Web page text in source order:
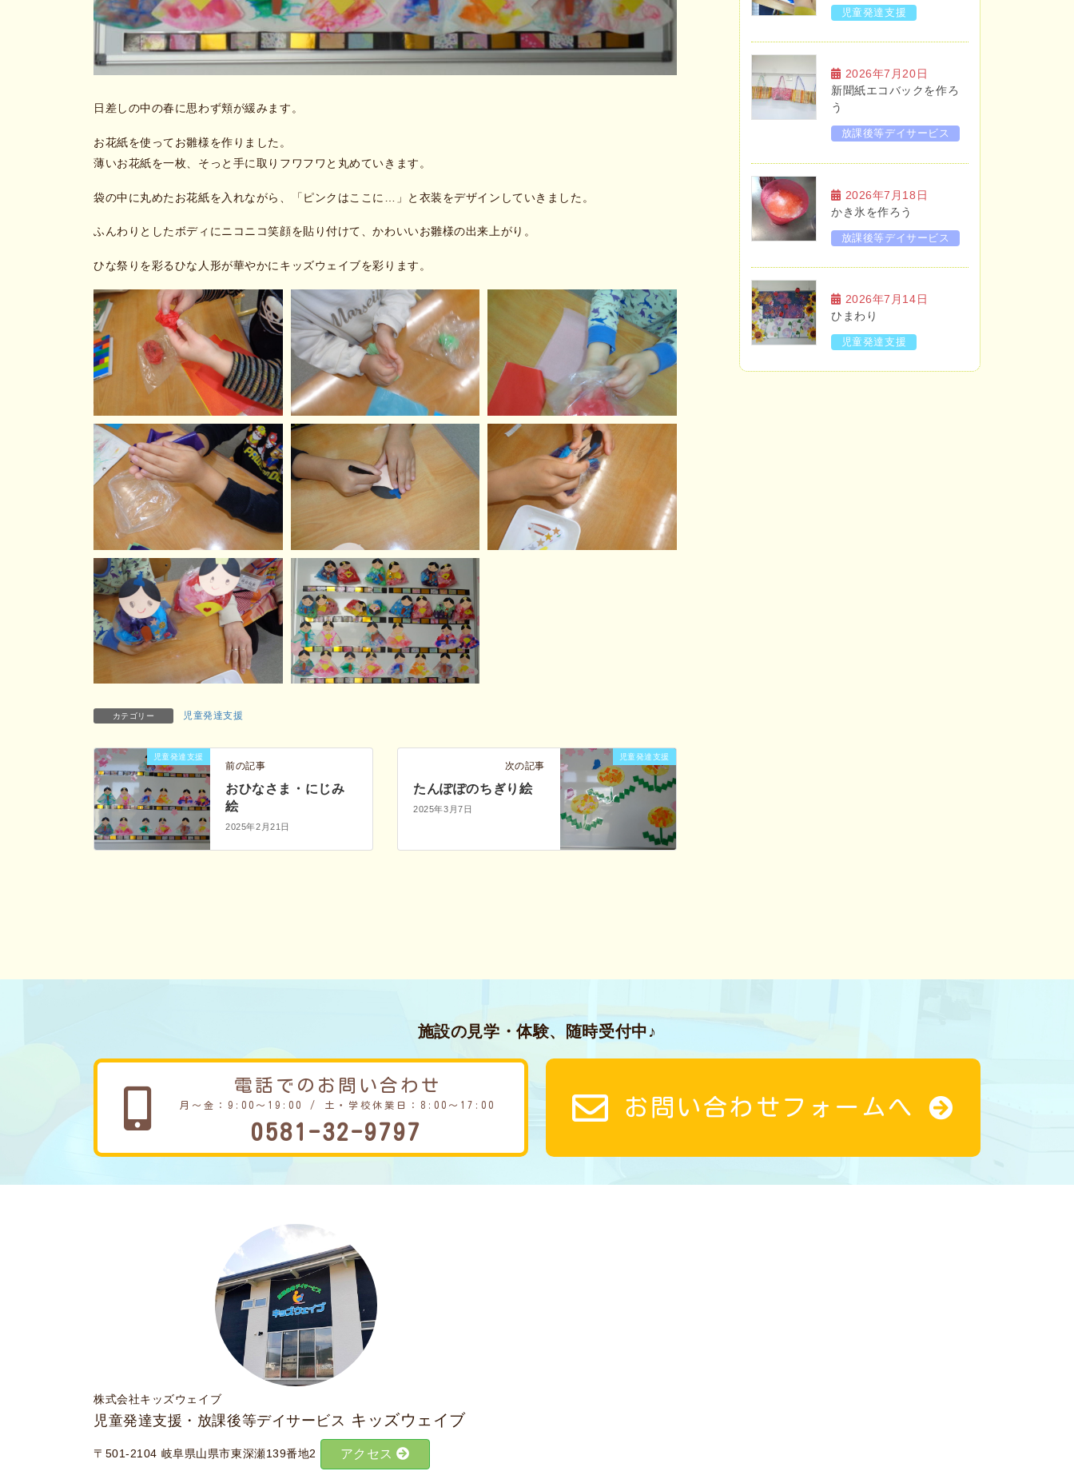
日差しの中の春に思わず頬が緩みます。
お花紙を使ってお雛様を作りました。
薄いお花紙を一枚、そっと手に取りフワフワと丸めていきます。
袋の中に丸めたお花紙を入れながら、「ピンクはここに…」と衣装をデザインしていきました。
ふんわりとしたボディにニコニコ笑顔を貼り付けて、かわいいお雛様の出来上がり。
ひな祭りを彩るひな人形が華やかにキッズウェイブを彩ります。
カテゴリー 児童発達支援
児童発達支援
前の記事
おひなさま・にじみ
絵
2025年2月21日
児童発達支援
次の記事
たんぽぽのちぎり絵
2025年3月7日
児童発達支援
2026年7月20日
新聞紙エコバックを作ろ
う
放課後等デイサービス
2026年7月18日
かき氷を作ろう
放課後等デイサービス
2026年7月14日
ひまわり
児童発達支援
施設の見学・体験、随時受付中♪
お問い合わせフォームへ
電話でのお問い合わせ
月～金：9:00～19:00 / 土・学校休業日：8:00～17:00
0581-32-9797
株式会社キッズウェイブ
児童発達支援・放課後等デイサービス キッズウェイブ
〒501-2104 岐阜県山県市東深瀬139番地2 アクセス